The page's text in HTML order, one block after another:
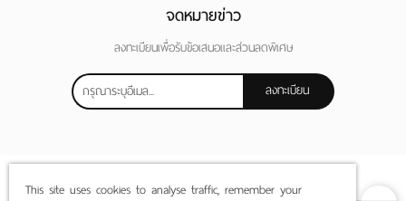
จดหมายข่าว
ลงทะเบียนเพื่อรับข้อเสนอและส่วนลดพิเศษ
ลงทะเบียน
This site uses cookies to analyse traffic, remember your